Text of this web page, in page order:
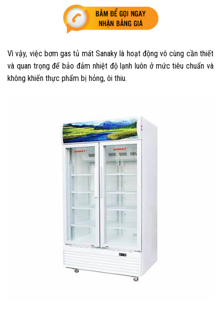
Vì vậy, việc bơm gas tủ mát Sanaky là hoạt động vô cùng cần thiết
và quan trọng để bảo đảm nhiệt độ lạnh luôn ở mức tiêu chuẩn và
không khiến thực phẩm bị hỏng, ôi thiu.